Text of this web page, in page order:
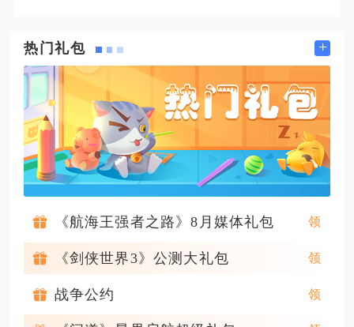
热门礼包 +
《航海王强者之路》8月媒体礼包
《剑侠世界3》公测大礼包
战争公约